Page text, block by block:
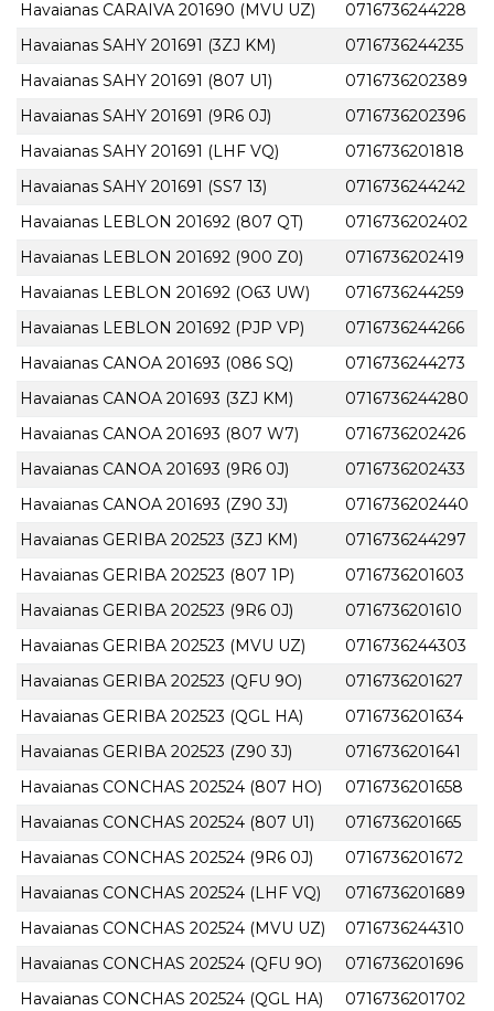
Havaianas CARAIVA 201690 (MVU UZ)
0716736244228
Havaianas SAHY 201691 (3ZJ KM)
0716736244235
Havaianas SAHY 201691 (807 U1)
0716736202389
Havaianas SAHY 201691 (9R6 0J)
0716736202396
Havaianas SAHY 201691 (LHF VQ)
0716736201818
Havaianas SAHY 201691 (SS7 13)
0716736244242
Havaianas LEBLON 201692 (807 QT)
0716736202402
Havaianas LEBLON 201692 (900 Z0)
0716736202419
Havaianas LEBLON 201692 (O63 UW)
0716736244259
Havaianas LEBLON 201692 (PJP VP)
0716736244266
Havaianas CANOA 201693 (086 SQ)
0716736244273
Havaianas CANOA 201693 (3ZJ KM)
0716736244280
Havaianas CANOA 201693 (807 W7)
0716736202426
Havaianas CANOA 201693 (9R6 0J)
0716736202433
Havaianas CANOA 201693 (Z90 3J)
0716736202440
Havaianas GERIBA 202523 (3ZJ KM)
0716736244297
Havaianas GERIBA 202523 (807 1P)
0716736201603
Havaianas GERIBA 202523 (9R6 0J)
0716736201610
Havaianas GERIBA 202523 (MVU UZ)
0716736244303
Havaianas GERIBA 202523 (QFU 9O)
0716736201627
Havaianas GERIBA 202523 (QGL HA)
0716736201634
Havaianas GERIBA 202523 (Z90 3J)
0716736201641
Havaianas CONCHAS 202524 (807 HO)
0716736201658
Havaianas CONCHAS 202524 (807 U1)
0716736201665
Havaianas CONCHAS 202524 (9R6 0J)
0716736201672
Havaianas CONCHAS 202524 (LHF VQ)
0716736201689
Havaianas CONCHAS 202524 (MVU UZ)
0716736244310
Havaianas CONCHAS 202524 (QFU 9O)
0716736201696
Havaianas CONCHAS 202524 (QGL HA)
0716736201702